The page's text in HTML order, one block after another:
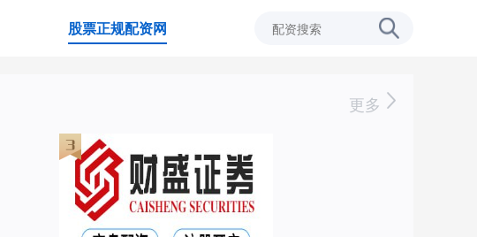
股票正规配资网
更多